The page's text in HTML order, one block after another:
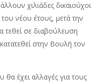
χιλιάδες δικαιούχοι
του νέου έτους, μετά την
σε διαβούλευση
στην Βουλή τον
θα έχει αλλαγές για τους